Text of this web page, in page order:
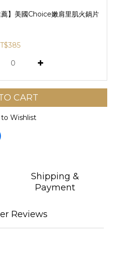
薦】美國Choice嫩肩里肌火鍋片
CART
Wishlist
Shipping &
Payment
Reviews